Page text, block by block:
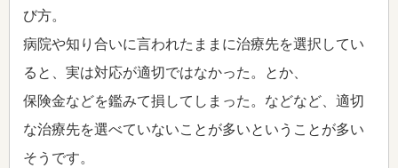
び方。
病院や知り合いに言われたままに治療先を選択してい
ると、実は対応が適切ではなかった。とか、
保険金などを鑑みて損してしまった。などなど、適切
な治療先を選べていないことが多いということが多い
そうです。